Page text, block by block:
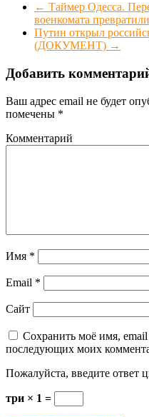
← Таймер Одесса.
военкомата
Путин открыл
(ДОКУМЕНТ) →
Добавить
Ваш адрес email не будет
помечены *
Комментарий
Имя *
Email *
Сайт
Сохранить моё имя, email
последующих моих
Пожалуйста, введите ответ
три × 1 =